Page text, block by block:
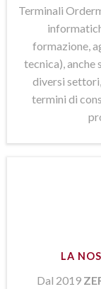
Terminali
formazione,
tecnica), anche
diversi
termini di
LA
Dal 2019